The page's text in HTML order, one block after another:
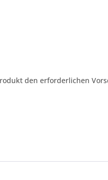
den erforderlichen